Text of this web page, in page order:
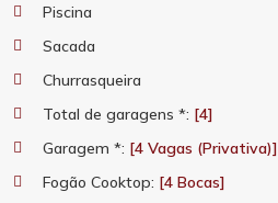
Piscina
Sacada
Churrasqueira
Total de garagens *: [4]
Garagem *: [4 Vagas (Privativa)]
Fogão Cooktop: [4 Bocas]